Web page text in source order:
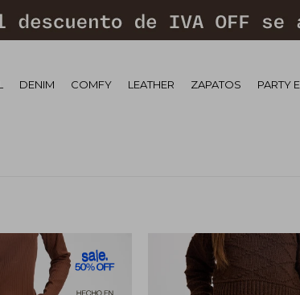
DENIM COMFY LEATHER ZAPATOS PARTY